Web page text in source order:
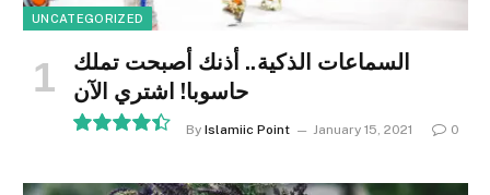
UNCATEGORIZED
السماعات الذكية.. أذنك أصبحت تملك
حاسوبا! اشتري الآن
By Islamiic Point January 15, 2021 0